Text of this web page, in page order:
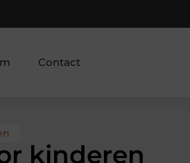
Contact
kinderen